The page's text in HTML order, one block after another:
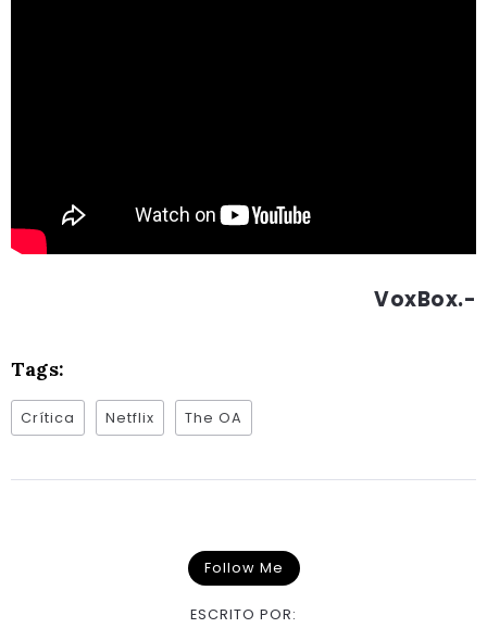
VoxBox.-
Tags:
Crítica Netflix The OA
Follow Me
ESCRITO POR: